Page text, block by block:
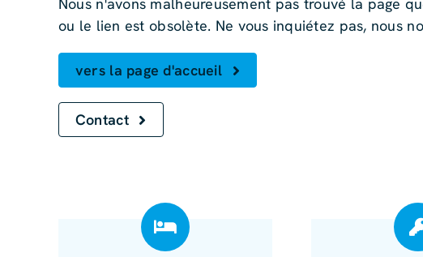
Nous n'avons malheureusement pas trouvé la page
ou le lien est obsolète. Ne vous inquiétez pas, nous
vers la page d'accueil
Contact